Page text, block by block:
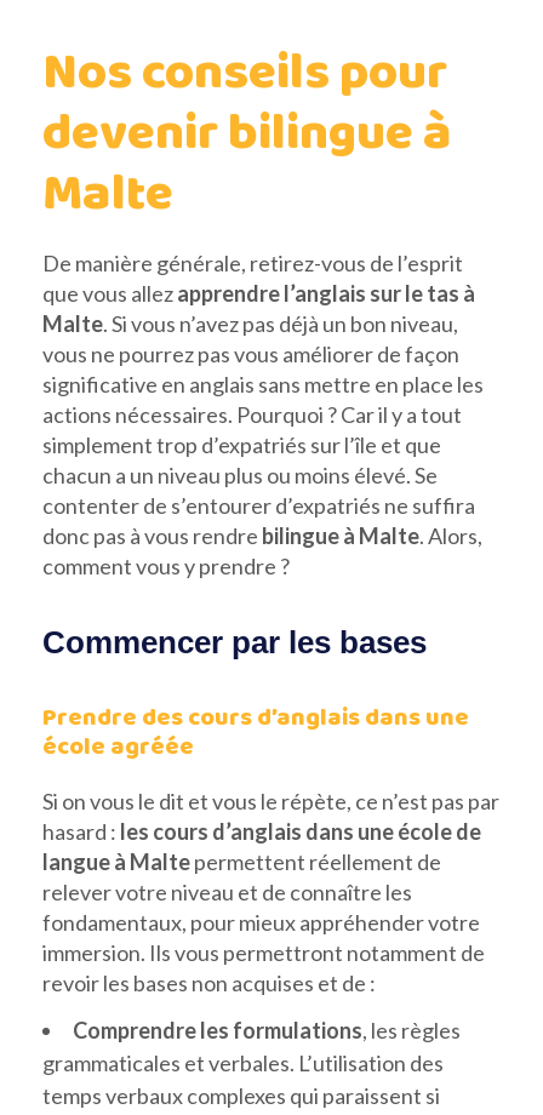
Nos conseils pour
devenir bilingue à
Malte
De manière générale, retirez-vous de l’esprit
que vous allezapprendre l’anglais sur le tas à
Malte. Si vous n’avez pas déjà un bon niveau,
vous ne pourrez pas vous améliorer de façon
significative en anglais sans mettre en place les
actions nécessaires. Pourquoi ? Car il y a tout
simplement trop d’expatriés sur l’île et que
chacun a un niveau plus ou moins élevé. Se
contenter de s’entourer d’expatriés ne suffira
donc pas à vous rendre bilingue à Malte. Alors,
comment vous y prendre ?
Commencer par les bases
Prendre des cours d’anglais dans une
école agréée
Si on vous le dit et vous le répète, ce n’est pas par
hasard : les cours d’anglais dans une école de
langue à Maltepermettent réellement de
relever votre niveau et de connaître les
fondamentaux, pour mieux appréhender votre
immersion. Ils vous permettront notamment de
revoir les bases non acquises et de :
Comprendre les formulations, les règles
grammaticales et verbales. L’utilisation des
temps verbaux complexes qui paraissent si